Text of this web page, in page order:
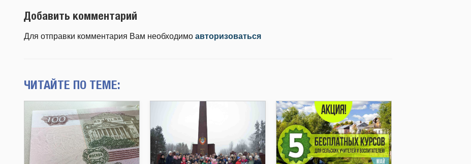
Добавить комментарий
Для отправки комментария Вам необходимо авторизоваться
ЧИТАЙТЕ ПО ТЕМЕ: